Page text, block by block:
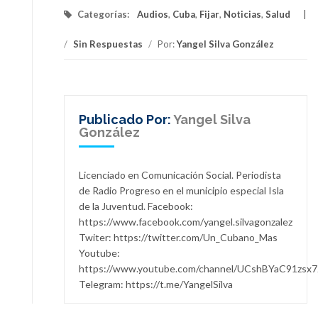
Categorías: Audios, Cuba, Fijar, Noticias, Salud
/ Sin Respuestas / Por:Yangel Silva González
Publicado Por:Yangel Silva
González
Licenciado en Comunicación Social. Periodista
de Radio Progreso en el municipio especial Isla
de la Juventud. Facebook:
https://www.facebook.com/yangel.silvagonzalez
Twiter: https://twitter.com/Un_Cubano_Mas
Youtube:
https://www.youtube.com/channel/
Telegram: https://t.me/YangelSilva